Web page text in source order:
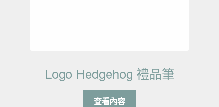
Logo Hedgehog 禮品筆
查看內容